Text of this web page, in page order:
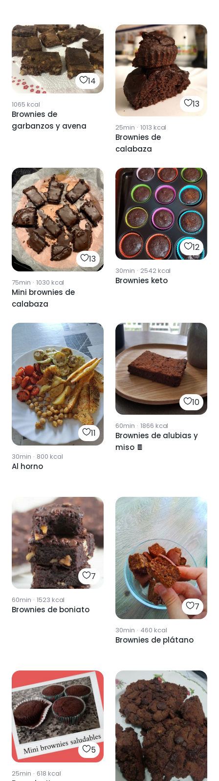
14
1065 kcal
Brownies de
garbanzos y avena
13
25min · 1013 kcal
Brownies de
calabaza
13
75min · 1030 kcal
Mini brownies de
calabaza
12
30min · 2542kcal
Brownies keto
11
30min · 800 kcal
Al horno
10
60min · 1866 kcal
Brownies de alubias y
miso 🍫
7
60min · 1523 kcal
Brownies de boniato 7
30min · 460 kcal
Brownies de plátano
5
25min · 618 kcal